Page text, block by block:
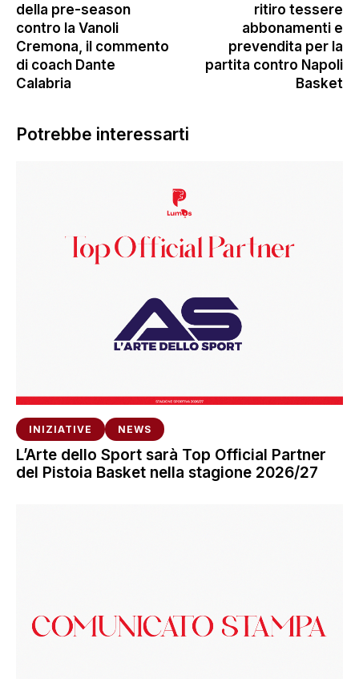
della pre-season
contro la Vanoli
Cremona, il commento
di coach Dante
Calabria
ritiro tessere
abbonamenti e
prevendita per la
partita contro Napoli
Basket
Potrebbe interessarti
INIZIATIVE NEWS
L’Arte dello Sport sarà Top Official Partner
del Pistoia Basket nella stagione 2026/27